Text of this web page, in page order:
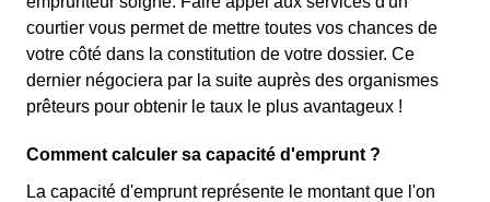
courtier vous permet de mettre toutes vos chances de
votre côté dans la constitution de votre dossier. Ce
dernier négociera par la suite auprès des organismes
prêteurs pour obtenir le taux le plus avantageux !
Comment calculer sa capacité d'emprunt ?
La capacité d'emprunt représente le montant que l'on